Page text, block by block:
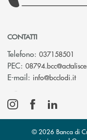
CONTATTI
Telefono: 037158501
PEC:
E-mail: info@bcclodi.it(si
© 2026 Banca di